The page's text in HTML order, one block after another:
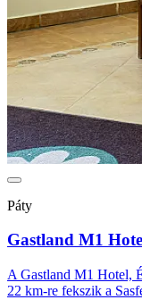
Páty
Gastland M1
A Gastland M1 Hotel,
22 km-re fekszik a